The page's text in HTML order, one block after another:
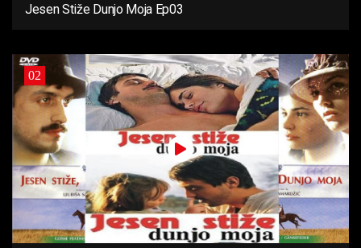
Jesen Stiže Dunjo Moja Ep03
02